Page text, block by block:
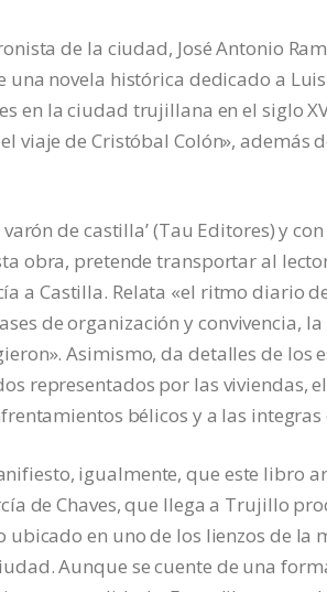
de la ciudad, José Antonio
una novela histórica dedicado a Luis
en la ciudad trujillana en el siglo
viaje de Cristóbal Colón», además
de castilla’ (Tau Editores) y
obra, pretende transportar al
a Castilla. Relata «el ritmo diario
de organización y convivencia,
Asimismo, da detalles de los
representados por las viviendas,
bélicos y a las
igualmente, que este libro
de Chaves, que llega a Trujillo
en uno de los lienzos de la
Aunque se cuente de una